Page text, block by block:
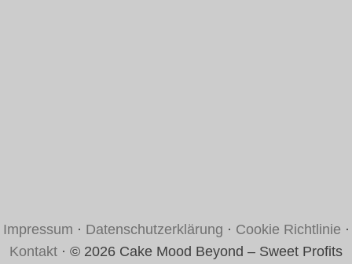
Impressum · Datenschutzerklärung · Cookie Richtlinie ·
Kontakt · © 2026 Cake Mood Beyond – Sweet Profits